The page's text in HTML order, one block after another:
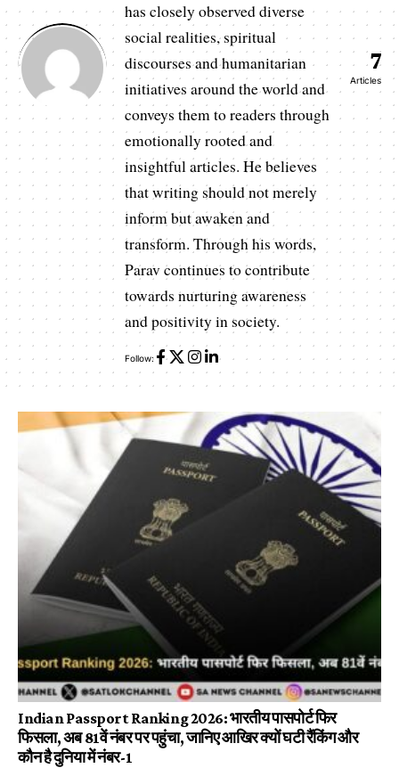
has closely observed diverse
social realities, spiritual
discourses and humanitarian
initiatives around the world and
conveys them to readers through
emotionally rooted and
insightful articles. He believes
that writing should not merely
inform but awaken and
transform. Through his words,
Parav continues to contribute
towards nurturing awareness
and positivity in society.
Follow:
7
Articles
Indian Passport Ranking 2026: भारतीय पासपोर्ट फिर
फिसला, अब 81वें नंबर पर पहुंचा, जानिए आखिर क्यों घटी रैंकिंग और
कौन है दुनिया में नंबर-1